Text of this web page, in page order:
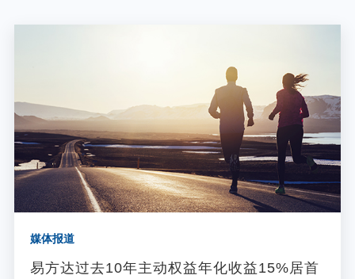
投资顾问
关于我们
我的账户
媒体报道
易方达过去10年主动权益年化收益15%居首